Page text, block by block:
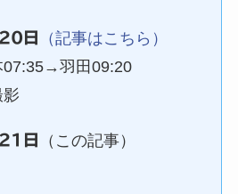
日
（記事はこちら）
羽田09:20
日
（この記事）